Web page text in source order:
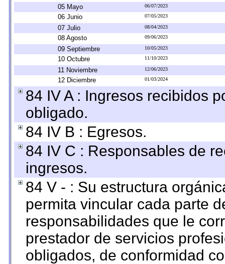
05 Mayo 06/07/2023
06 Junio 07/05/2023
07 Julio 08/04/2023
08 Agosto 09/06/2023
09 Septiembre 10/05/2023
10 Octubre 11/10/2023
11 Noviembre 12/06/2023
12 Diciembre 01/03/2024
84 IV A : Ingresos recibidos
obligado.
84 IV B : Egresos.
84 IV C : Responsables de
ingresos.
84 V - : Su estructura
permita vincular cada parte
responsabilidades que le
prestador de servicios
obligados, de conformidad